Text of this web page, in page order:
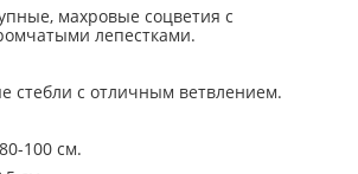
махровые соцветия с
лепестками.
стебли с отличным ветвлением.
100 см.